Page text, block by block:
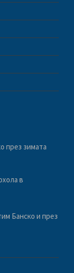
през зимата
в
Банско и през